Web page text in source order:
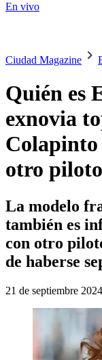
En vivo
Ciudad Magazine
Quién es
exnovia
Colapinto
otro piloto
La modelo
también es
con otro
de haberse
21 de septiembre